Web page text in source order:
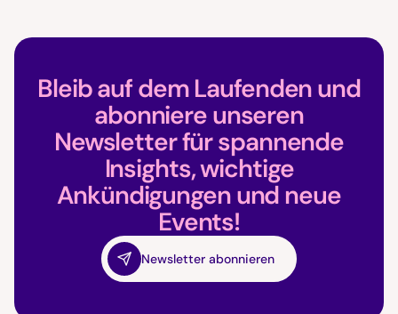
Bleib auf dem Laufenden und
abonniere unseren
Newsletter für spannende
Insights, wichtige
Ankündigungen und neue
Events!
Newsletter abonnieren